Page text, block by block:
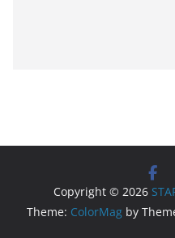
Copyright © 2026
Theme: ColorMag by